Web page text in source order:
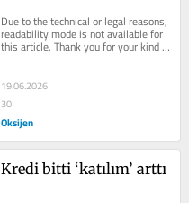
Due to the technical or legal reasons,
readability mode is not available for
this article. Thank you for your kind
19.06.2026
30
Oksijen
Kredi bitti ‘katılım’ arttı